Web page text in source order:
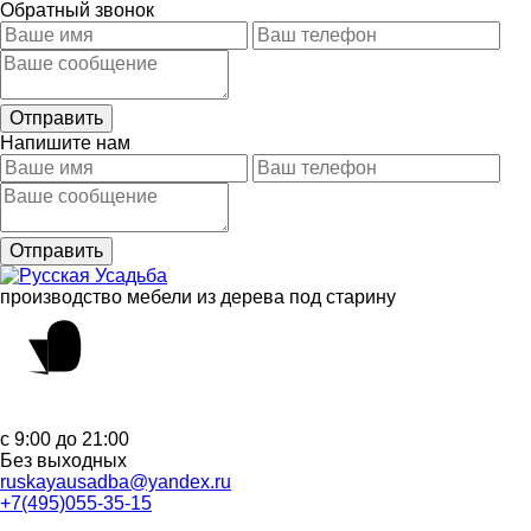
Обратный звонок
Напишите нам
производство мебели из дерева под старину
с 9:00 до 21:00
Без выходных
ruskayausadba@yandex.ru
+7(495)055-35-15